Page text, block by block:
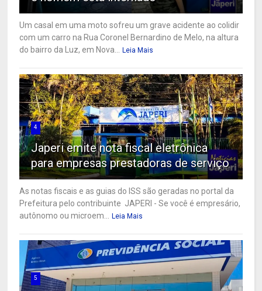
Um casal em uma moto sofreu um grave acidente ao colidir
com um carro na Rua Coronel Bernardino de Melo, na altura
do bairro da Luz, em Nova... Leia Mais
4
Japeri emite nota fiscal eletrônica
para empresas prestadoras de serviço
As notas fiscais e as guias do ISS são geradas no portal da
Prefeitura pelo contribuinte JAPERI - Se você é empresário,
autônomo ou microem... Leia Mais
5